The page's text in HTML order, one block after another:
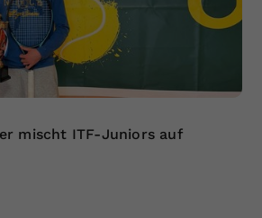
mischt ITF-Juniors auf